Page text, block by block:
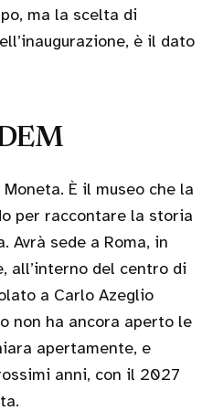
ma la scelta di
è il dato
È il museo che la
per raccontare la storia
Avrà sede a Roma, in
all’interno del centro di
a Carlo Azeglio
non ha ancora aperto le
apertamente, e
anni, con il 2027